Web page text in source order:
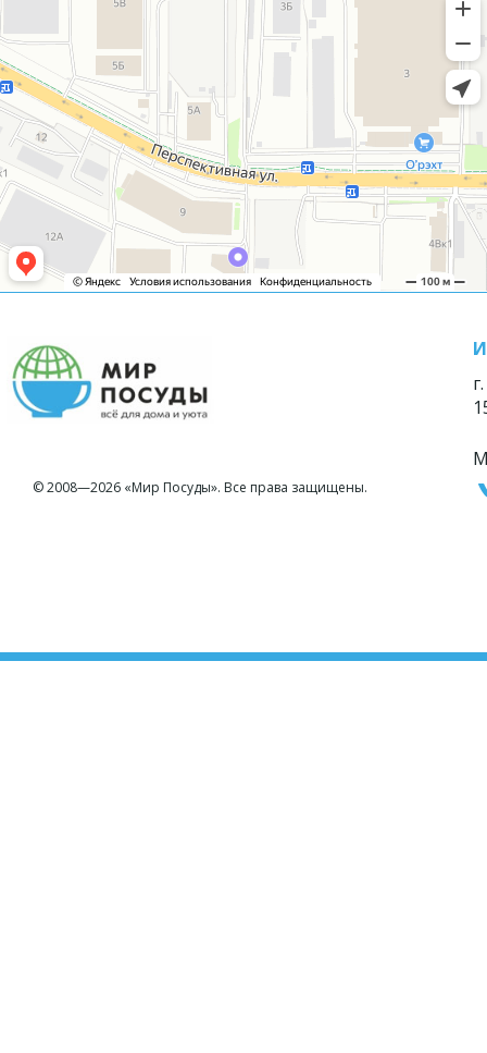
© 2008—2026 «Мир Посуды». Все права защищены.